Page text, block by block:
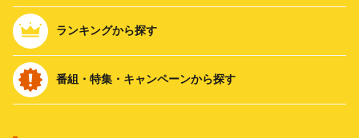
ランキングから探す
番組・特集・キャンペーンから探す